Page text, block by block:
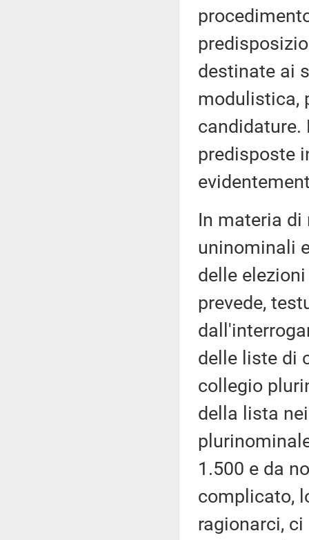
destinate ai
modulistica,
candidature.
predisposte
In materia
uninominali
delle
prevede,
delle liste di
collegio
della lista
1.500 e da
complicato,
ragionarci,